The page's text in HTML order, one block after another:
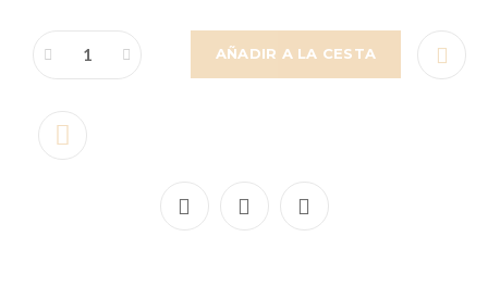
AÑADIR A LA CESTA